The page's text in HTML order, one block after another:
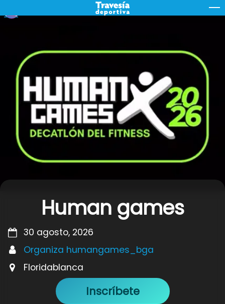
to
Human games
30 agosto, 2026
Organiza humangames_bga
Floridablanca
Inscríbete